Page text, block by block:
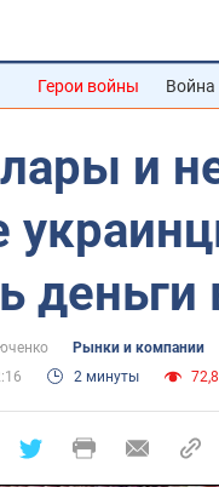
Герои войны Война
и
деньги
Рынки и компании
2 минуты